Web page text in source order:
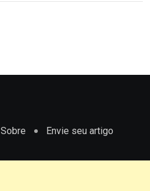
Sobre Envie seu artigo